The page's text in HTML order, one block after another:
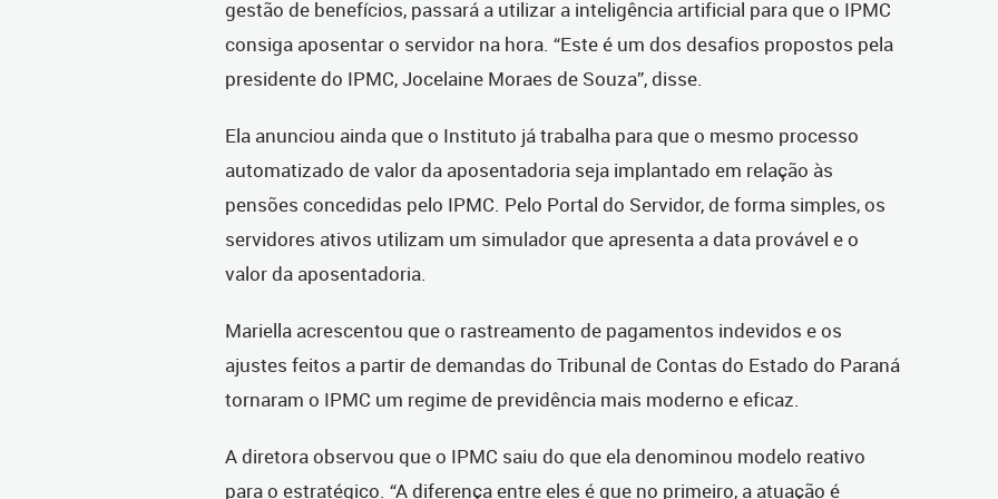
gestão de benefícios, passará a utilizar a inteligência artificial para que o IPMC
consiga aposentar o servidor na hora. “Este é um dos desafios propostos pela
presidente do IPMC, Jocelaine Moraes de Souza”, disse.
Ela anunciou ainda que o Instituto já trabalha para que o mesmo processo
automatizado de valor da aposentadoria seja implantado em relação às
pensões concedidas pelo IPMC. Pelo Portal do Servidor, de forma simples, os
servidores ativos utilizam um simulador que apresenta a data provável e o
valor da aposentadoria.
Mariella acrescentou que o rastreamento de pagamentos indevidos e os
ajustes feitos a partir de demandas do Tribunal de Contas do Estado do Paraná
tornaram o IPMC um regime de previdência mais moderno e eficaz.
A diretora observou que o IPMC saiu do que ela denominou modelo reativo
para o estratégico. “A diferença entre eles é que no primeiro, a atuação é